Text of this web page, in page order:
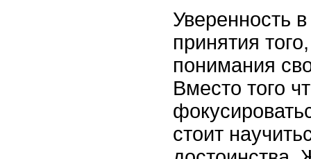
Уверенность
принятия
понимания
Вместо того
стоит